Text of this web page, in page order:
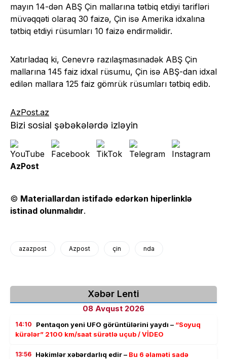
mayın 14-dən ABŞ Çin mallarına tətbiq etdiyi tarifləri
müvəqqəti olaraq 30 faizə, Çin isə Amerika idxalına
tətbiq etdiyi rüsumları 10 faizə endirməlidir.
Xatırladaq ki, Cenevrə razılaşmasınadək ABŞ Çin
mallarına 145 faiz idxal rüsumu, Çin isə ABŞ-dan idxal
edilən mallara 125 faiz gömrük rüsumları tətbiq edib.
AzPost.az
Bizi sosial şəbəkələrdə izləyin
AzPost
© Materiallardan istifadə edərkən hiperlinklə
istinad olunmalıdır.
azazpost Azpost çin nda
Xəbər Lenti
08 Avqust 2026
14:10 Pentaqon yeni UFO görüntülərini yaydı – “Soyuq
kürələr” 2100 km/saat sürətlə uçub / VİDEO
13:56 Həkimlər xəbərdarlıq edir – Bu 6 əlaməti sadə